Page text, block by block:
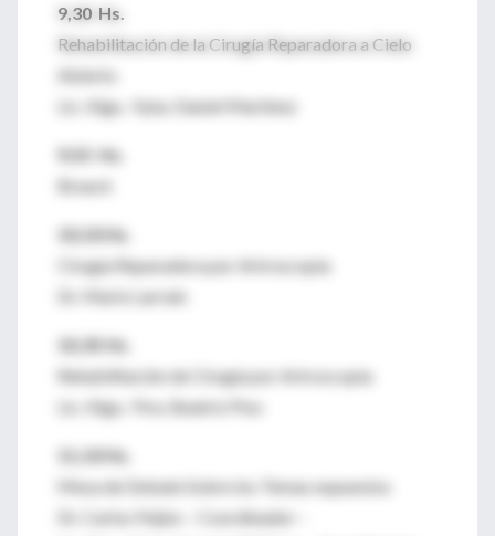
9,30 Hs.
Rehabilitación de la Cirugía Reparadora a Cielo
Abierto
Lic. Klgo. Fpta. Daniel Martínez
9,55 Hs.
Breack
10,10 Hs.
Cirugía Reparadora por Artroscopia
Dr. Mario Larrain
10,35 Hs.
Rehabilitación de Cirugía por Artroscopia
Lic. Klga. Ftra. Beatriz Piso
11,10 Hs.
Mesa de Debate Sobre los Temas expuestos
Dr. Carlos Feijóo – Coordinador –